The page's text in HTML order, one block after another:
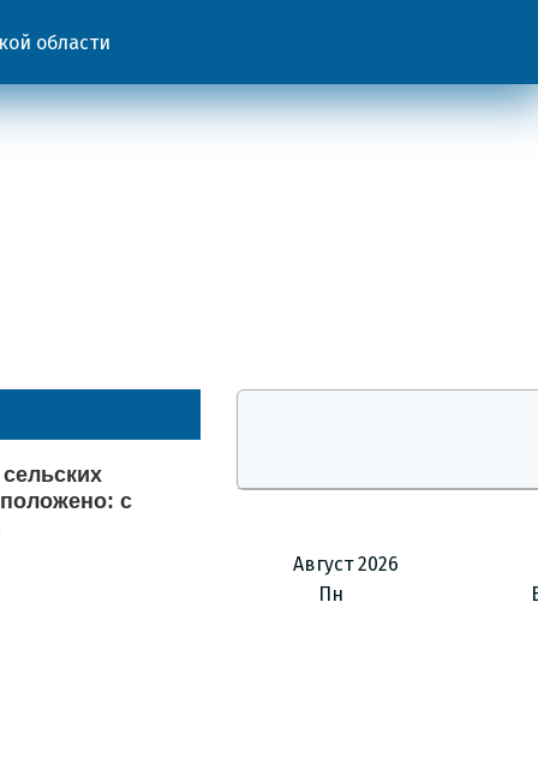
области
с
Август 2026
Пн